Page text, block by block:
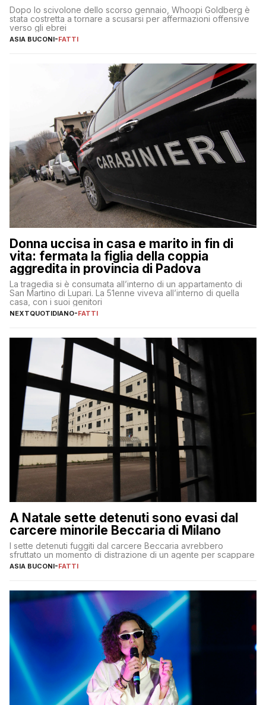
Dopo lo scivolone dello scorso gennaio, Whoopi Goldberg è
stata costretta a tornare a scusarsi per affermazioni offensive
verso gli ebrei
ASIA BUCONI-FATTI
Donna uccisa in casa e marito in fin di
vita: fermata la figlia della coppia
aggredita in provincia di Padova
La tragedia si è consumata all’interno di un appartamento di
San Martino di Lupari. La 51enne viveva all’interno di quella
casa, con i suoi genitori
NEXTQUOTIDIANO-FATTI
A Natale sette detenuti sono evasi dal
carcere minorile Beccaria di Milano
I sette detenuti fuggiti dal carcere Beccaria avrebbero
sfruttato un momento di distrazione di un agente per scappare
ASIA BUCONI-FATTI